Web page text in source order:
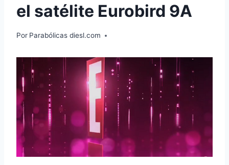
el satélite Eurobird 9A
Por Parabólicas diesl.com